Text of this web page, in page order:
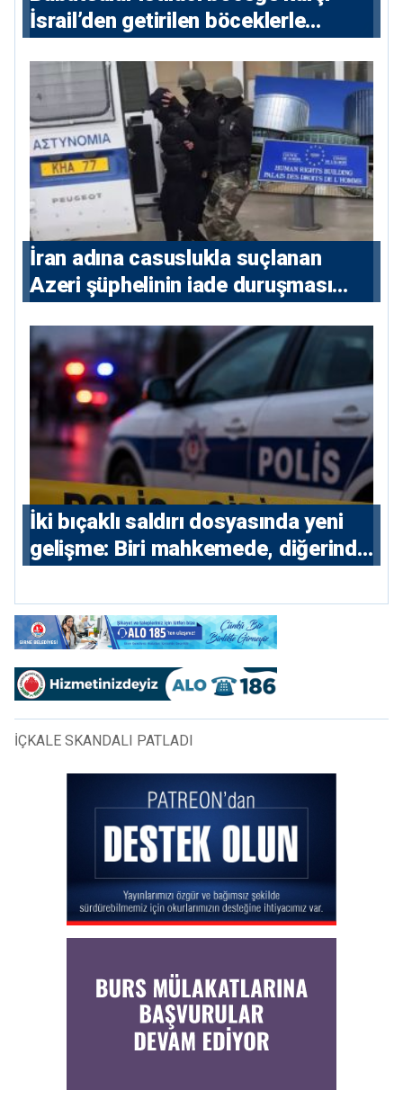
İsrail’den getirilen böceklerle
İran adına casuslukla suçlanan
Azeri şüphelinin iade duruşması
İki bıçaklı saldırı dosyasında yeni
gelişme: Biri mahkemede, diğerinde
İÇKALE SKANDALI PATLADI